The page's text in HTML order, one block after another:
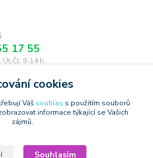
17 55
Út,Čt: 8-14 h.
cookies
Váš souhlas s použitím souborů
informace týkající se Vašich
zájmů.
Souhlasím